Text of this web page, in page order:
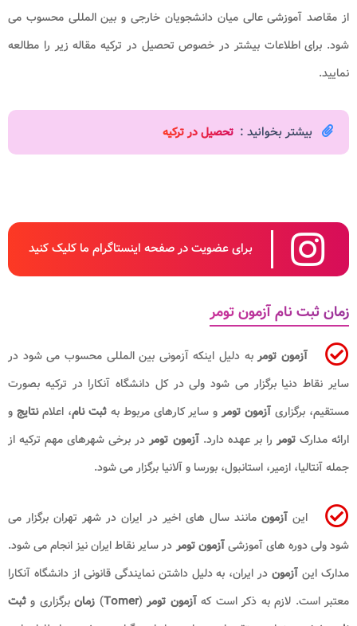
از مقاصد آموزشی عالی میان دانشجویان خارجی و بین المللی محسوب می
شود. برای اطلاعات بیشتر در خصوص تحصیل در ترکیه مقاله زیر را مطالعه
نمایید.
بیشتر بخوانید : تحصیل در ترکیه
برای عضویت در صفحه اینستاگرام ما کلیک کنید
زمان ثبت نام آزمون تومر
آزمون تومربه دلیل اینکه آزمونی بین المللی محسوب می شود در
سایر نقاط دنیا برگزار می شود ولی در کل دانشگاه آنکارا در ترکیه بصورت
مستقیم، برگزاری آزمون تومرو سایر کارهای مربوط بهثبت نام، اعلامنتایج و
ارائه مدارکتومر را بر عهده دارد.آزمون تومردر برخی شهرهای مهم ترکیه از
جمله آنتالیا، ازمیر، استانبول، بورسا و آلانیا برگزار می شود.
اینآزمونمانند سال های اخیر در ایران در شهر تهران برگزار می
شود ولی دوره های آموزشیآزمون تومردر سایر نقاط ایران نیز انجام می شود.
مدارک این آزمون در ایران، به دلیل داشتن نمایندگی قانونی از دانشگاه آنکارا
معتبر است. لازم به ذکر است کهآزمون تومر (
Tomer
) زمانبرگزاری و ثبت